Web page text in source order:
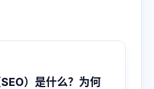
）是什么？为何